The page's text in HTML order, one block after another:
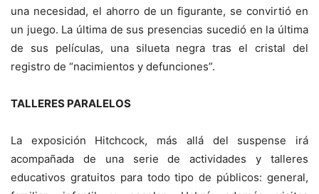
una necesidad, el ahorro de un figurante, se convirtió en
un juego. La última de sus presencias sucedió en la última
de sus películas, una silueta negra tras el cristal del
registro de “nacimientos y defunciones”.
TALLERES PARALELOS
La exposición Hitchcock, más allá del suspense irá
acompañada de una serie de actividades y talleres
educativos gratuitos para todo tipo de públicos: general,